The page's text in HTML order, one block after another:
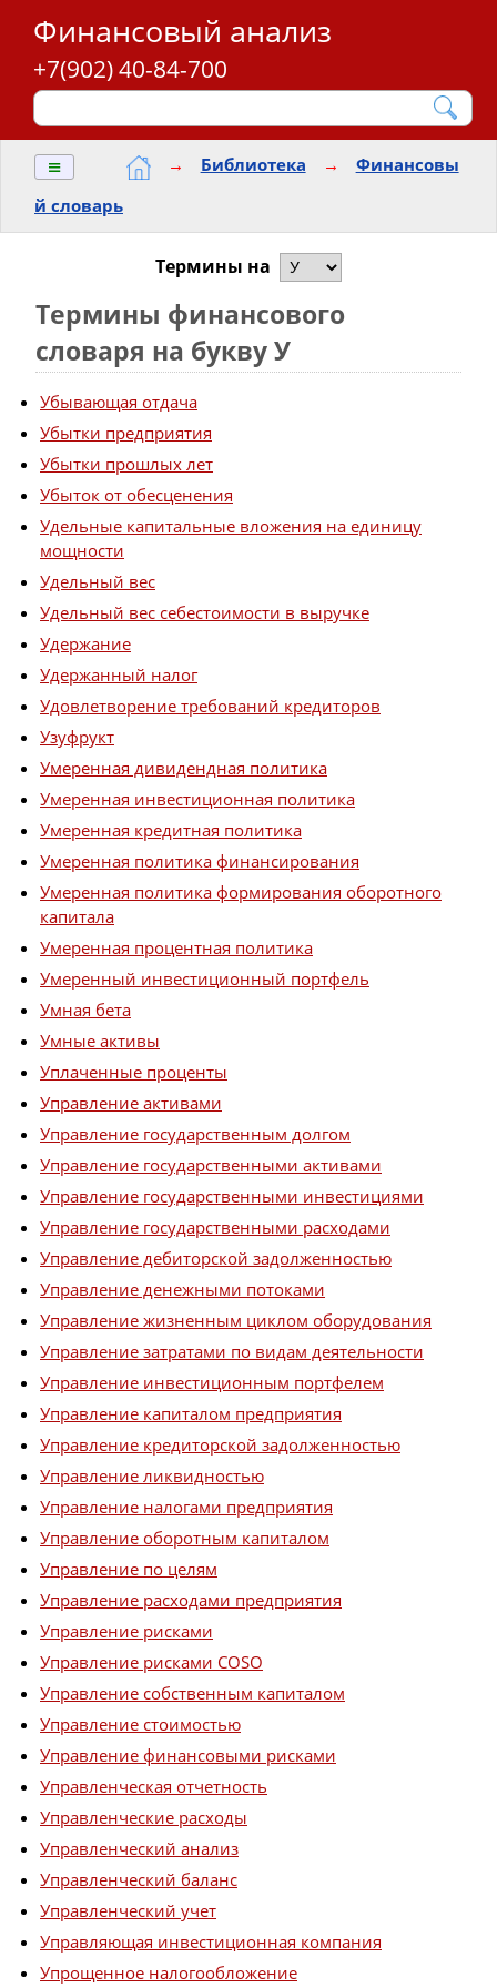
Финансовый анализ
+7(902) 40-84-700
≡ → Библиотека →
Финансовы
й словарь
Термины на
Термины финансового
словаря на букву У
Убывающая отдача
Убытки предприятия
Убытки прошлых лет
Убыток от обесценения
Удельные капитальные вложения на единицу
мощности
Удельный вес
Удельный вес себестоимости в выручке
Удержание
Удержанный налог
Удовлетворение требований кредиторов
Узуфрукт
Умеренная дивидендная политика
Умеренная инвестиционная политика
Умеренная кредитная политика
Умеренная политика финансирования
Умеренная политика формирования оборотного
капитала
Умеренная процентная политика
Умеренный инвестиционный портфель
Умная бета
Умные активы
Уплаченные проценты
Управление активами
Управление государственным долгом
Управление государственными активами
Управление государственными инвестициями
Управление государственными расходами
Управление дебиторской задолженностью
Управление денежными потоками
Управление жизненным циклом оборудования
Управление затратами по видам деятельности
Управление инвестиционным портфелем
Управление капиталом предприятия
Управление кредиторской задолженностью
Управление ликвидностью
Управление налогами предприятия
Управление оборотным капиталом
Управление по целям
Управление расходами предприятия
Управление рисками
Управление рисками COSO
Управление собственным капиталом
Управление стоимостью
Управление финансовыми рисками
Управленческая отчетность
Управленческие расходы
Управленческий анализ
Управленческий баланс
Управленческий учет
Управляющая инвестиционная компания
Упрощенное налогообложение